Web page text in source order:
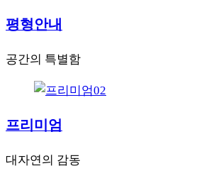
평형안내
공간의 특별함
프리미엄
대자연의 감동